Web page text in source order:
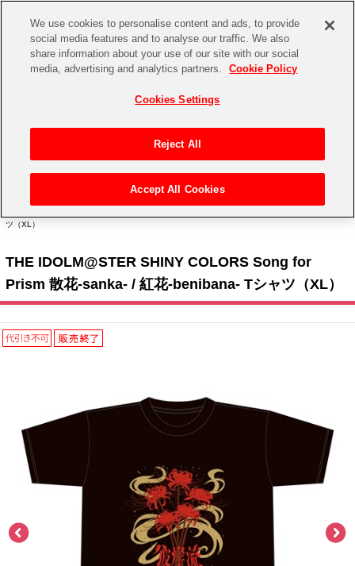
CHANNEL STORE EVENT
ASOBI STORE TOP
ゲーム 電子書籍
CD / Blu-ray
EVENT
その他先行受付
プレミアム会員とは
アイドルマスターシリーズ
アイドルマスター
アイドルマスター SideM
学園アイドルマスター
テイルズ オブ シリーズ
電音部
太鼓の達人
イベントグッズ
トイ・ホビー
アイドルマスター シリーズ>アイドルマスター シャイニーカラー
ツ（XL）
THE IDOLM@STER SHINY COLORS Song for
Prism 散花-sanka- / 紅花-benibana- Tシャツ（XL）
We use cookies to personalise content and ads, to provide
social media features and to analyse our traffic. We also
share information about your use of our site with our social
media, advertising and analytics partners.
Cookie Policy
Cookies Settings
Reject All
Accept All Cookies